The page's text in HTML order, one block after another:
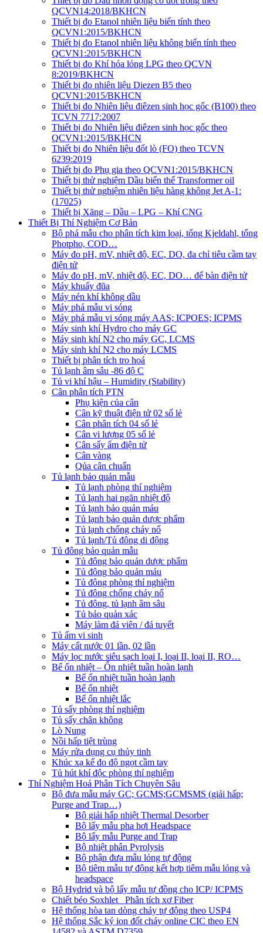
QCVN14:2018/BKHCN
Thiết bị đo Etanol nhiên liệu biến tính theo
QCVN1:2015/BKHCN
Thiết bị đo Etanol nhiên liệu không biến tính theo
QCVN1:2015/BKHCN
Thiết bị đo Khí hóa lỏng LPG theo QCVN
8:2019/BKHCN
Thiết bị đo nhiên liệu Diezen B5 theo
QCVN1:2015/BKHCN
Thiết bị đo Nhiên liệu điêzen sinh học gốc (B100) theo
TCVN 7717:2007
Thiết bị đo Nhiên liệu điêzen sinh học gốc theo
QCVN1:2015/BKHCN
Thiết bị đo Nhiên liệu đốt lò (FO) theo TCVN
6239:2019
Thiết bị đo Phụ gia theo QCVN1:2015/BKHCN
Thiết bị thử nghiệm Dầu biến thế Transformer oil
Thiết bị thử nghiệm nhiên liệu hàng không Jet A-1:
(17025)
Thiết bị Xăng – Dầu – LPG – Khí CNG
Thiết Bị Thí Nghiệm Cơ Bản
Bộ phá mẫu cho phân tích kim loại, tổng Kjeldahl, tổng
Photpho, COD…
Máy đo pH, mV, nhiệt độ, EC, DO, đa chỉ tiêu cầm tay
điện tử
Máy đo pH, mV, nhiệt độ, EC, DO… để bàn điện tử
Máy khuấy đũa
Máy nén khí không dầu
Máy phá mẫu vi sóng
Máy phá mẫu vi sóng máy AAS; ICPOES; ICPMS
Máy sinh khí Hydro cho máy GC
Máy sinh khí N2 cho máy GC, LCMS
Máy sinh khí N2 cho máy LCMS
Thiết bị phân tích tro hoá
Tủ lạnh âm sâu -86 độ C
Tủ vi khí hậu – Humidity (Stability)
Cân phân tích PTN
Phụ kiện của cân
Cân kỹ thuật điện tử 02 số lẻ
Cân phân tích 04 số lẻ
Cân vi lượng 05 số lẻ
Cân sấy ẩm điện tử
Cân vàng
Qủa cân chuẩn
Tủ lạnh bảo quản mẫu
Tủ lạnh phòng thí nghiệm
Tủ lạnh hai ngăn nhiệt độ
Tủ lạnh bảo quản máu
Tủ lạnh bảo quản dược phẩm
Tủ lạnh chống cháy nổ
Tủ lạnh/Tủ đông di động
Tủ đông bảo quản mẫu
Tủ đông bảo quản dược phẩm
Tủ đông bảo quản máu
Tủ đông phòng thí nghiệm
Tủ đông chống cháy nổ
Tủ đông, tủ lạnh âm sâu
Tủ bảo quản xác
Máy làm đá viên / đá tuyết
Tủ ấm vi sinh
Máy cất nước 01 lần, 02 lần
Máy lọc nước siêu sạch loại I, loại II, loại II, RO…
Bể ổn nhiệt – Ổn nhiệt tuần hoàn lạnh
Bể ổn nhiệt tuần hoàn lạnh
Bể ổn nhiệt
Bể ổn nhiệt lắc
Tủ sấy phòng thí nghiệm
Tủ sấy chân không
Lò Nung
Nồi hấp tiệt trùng
Máy rửa dụng cụ thủy tinh
Khúc xạ kế đo độ ngọt cầm tay
Tủ hút khí độc phòng thí nghiệm
Thí Nghiệm Hoá Phân Tích Chuyên Sâu
Bộ đưa mẫu máy GC; GCMS;GCMSMS (giải hấp;
Purge and Trap…)
Bộ giải hấp nhiệt Thermal Desorber
Bộ lấy mẫu pha hơi Headspace
Bộ lấy mẫu Purge and Trap
Bộ nhiệt phân Pyrolysis
Bộ phận đưa mẫu lỏng tự động
Bộ tiêm mẫu tự động kết hợp tiêm mẫu lỏng và
headspace
Bộ Hydrid và bộ lấy mẫu tự đồng cho ICP/ ICPMS
Chiết béo Soxhlet_ Phân tích xơ Fiber
Hệ thống hòa tan dòng chảy tự động theo USP4
Hệ thống Sắc ký ion đốt cháy online CIC theo EN